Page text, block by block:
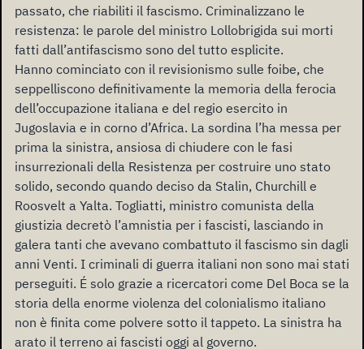
passato, che riabiliti il fascismo. Criminalizzano le
resistenza: le parole del ministro Lollobrigida sui morti
fatti dall’antifascismo sono del tutto esplicite.
Hanno cominciato con il revisionismo sulle foibe, che
seppelliscono definitivamente la memoria della ferocia
dell’occupazione italiana e del regio esercito in
Jugoslavia e in corno d’Africa. La sordina l’ha messa per
prima la sinistra, ansiosa di chiudere con le fasi
insurrezionali della Resistenza per costruire uno stato
solido, secondo quando deciso da Stalin, Churchill e
Roosvelt a Yalta. Togliatti, ministro comunista della
giustizia decretò l’amnistia per i fascisti, lasciando in
galera tanti che avevano combattuto il fascismo sin dagli
anni Venti. I criminali di guerra italiani non sono mai stati
perseguiti. É solo grazie a ricercatori come Del Boca se la
storia della enorme violenza del colonialismo italiano
non è finita come polvere sotto il tappeto. La sinistra ha
arato il terreno ai fascisti oggi al governo.